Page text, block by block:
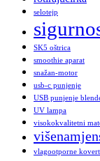
selotejp
SK5 oštrica
smoothie aparat
snažan-motor
usb-c punjenje
USB punjenje
UV lampa
visokokvalitetni
vlagootporne